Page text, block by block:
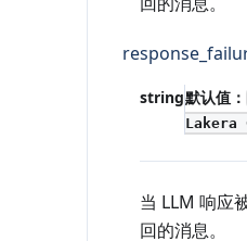
string默认值：
Lakera
当 LLM 响应
回的消息。